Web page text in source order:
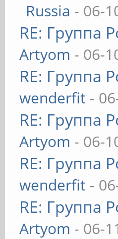
Russia - 06-
RE: Группа
Artyom - 06-
RE: Группа
wenderfit -
RE: Группа
Artyom - 06-
RE: Группа
wenderfit -
RE: Группа
Artyom - 06-